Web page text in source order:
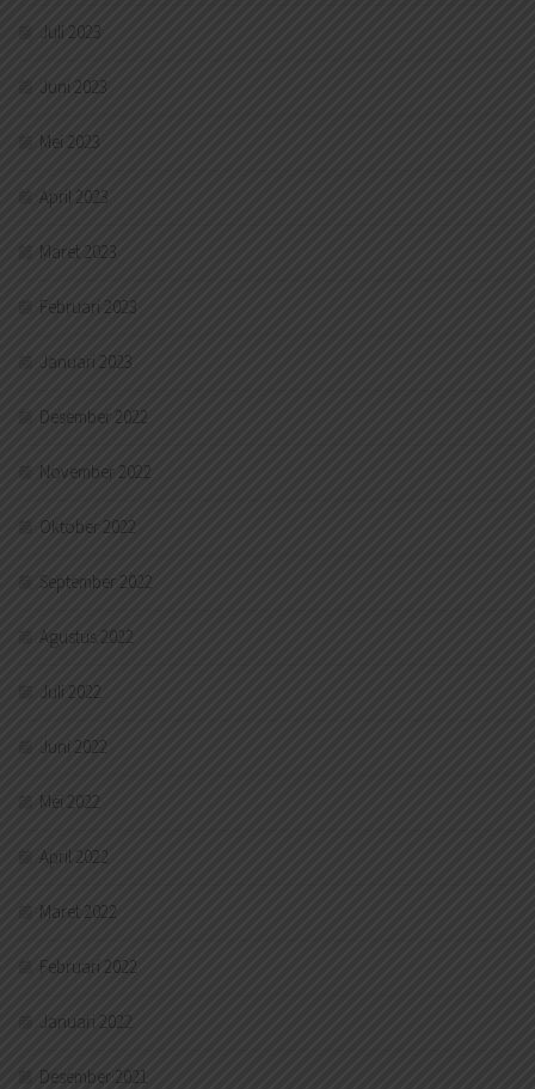
Juli 2023
Juni 2023
Mei 2023
April 2023
Maret 2023
Februari 2023
Januari 2023
Desember 2022
November 2022
Oktober 2022
September 2022
Agustus 2022
Juli 2022
Juni 2022
Mei 2022
April 2022
Maret 2022
Februari 2022
Januari 2022
Desember 2021